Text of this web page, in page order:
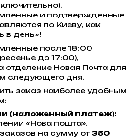
и подтвержденные
по Киеву, как
в день»!
после 18:00
до 17:00),
отделение Новая Почта для
следующего дня.
заказ наиболее удобным
(наложенный платеж):
«Нова пошта».
на сумму от 350